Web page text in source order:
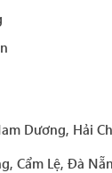
Dương, Hải
Cẩm Lệ, Đà